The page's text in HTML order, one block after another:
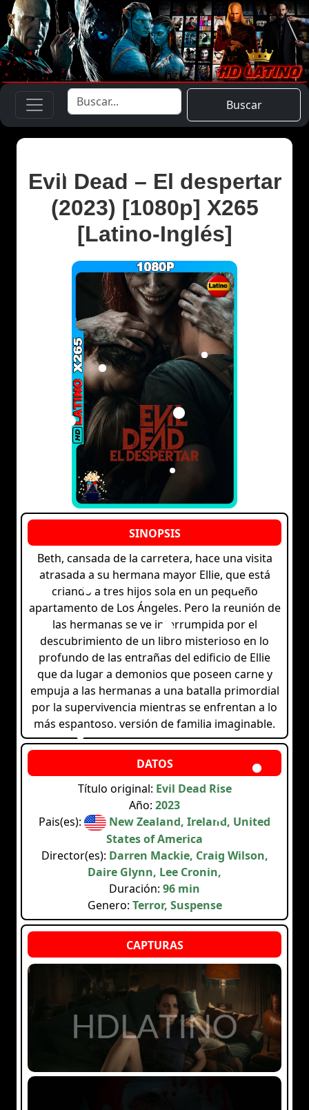
Buscar
Evil Dead – El despertar
(2023) [1080p] X265
[Latino-Inglés]
Beth, cansada de la carretera, hace una visita
atrasada a su hermana mayor Ellie, que está
criando a tres hijos sola en un pequeño
apartamento de Los Ángeles. Pero la reunión de
las hermanas se ve interrumpida por el
descubrimiento de un libro misterioso en lo
profundo de las entrañas del edificio de Ellie
que da lugar a demonios que poseen carne y
empuja a las hermanas a una batalla primordial
por la supervivencia mientras se enfrentan a lo
más espantoso. versión de familia imaginable.
Título original: Evil Dead Rise
Año: 2023
Pais(es):
New Zealand, Ireland, United
States of America
Director(es): Darren Mackie, Craig Wilson,
Daire Glynn, Lee Cronin,
Duración: 96 min
Genero: Terror, Suspense